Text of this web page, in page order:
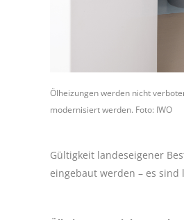
Ölheizungen werden nicht
modernisiert werden. Foto: IWO
Gültigkeit landeseigener
eingebaut werden – es